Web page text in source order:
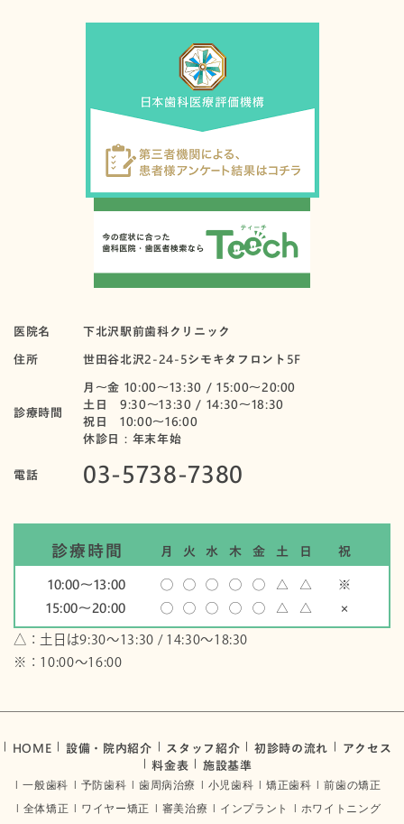
医院名
下北沢駅前歯科クリニック
住所
世田谷北沢2-24-5シモキタフロント5F
診療時間
月〜金 10:00～13:30 / 15:00～20:00
土日 9:30～13:30 / 14:30～18:30
祝日 10:00〜16:00
休診日：年末年始
電話 03-5738-7380
診療時間 月 火 水 木 金 土 日
祝
10:00〜13:00
◯ ◯ ◯ ◯ ◯ △ △
※
15:00〜20:00
◯ ◯ ◯ ◯ ◯ △ △ ×
△：土日は9:30～13:30 / 14:30～18:30
※：10:00〜16:00
HOME 設備・院内紹介 スタッフ紹介 初診時の流れ
アクセス
料金表
施設基準
一般歯科 予防歯科 歯周病治療 小児歯科 矯正歯科
前歯の矯正
全体矯正
ワイヤー矯正 審美治療 インプラント ホワイトニング